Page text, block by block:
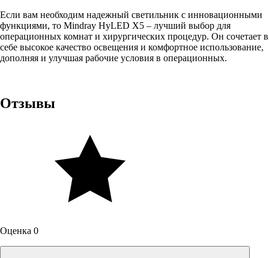
Если вам необходим надежный светильник с инновационными
функциями, то Mindray HyLED X5 – лучший выбор для
операционных комнат и хирургических процедур. Он сочетает в
себе высокое качество освещения и комфортное использование,
дополняя и улучшая рабочие условия в операционных.
Отзывы
Оценка 0